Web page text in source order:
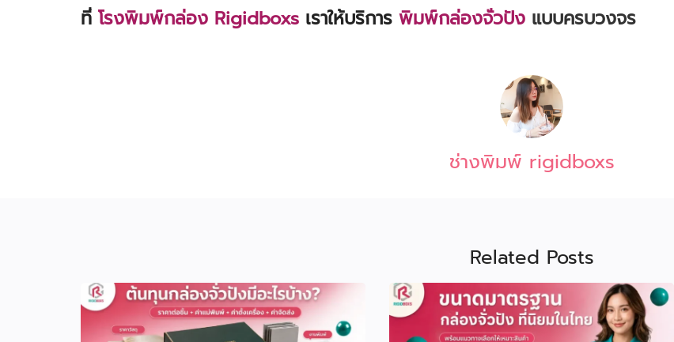
ที่ โรงพิมพ์กล่อง Rigidboxs เราให้บริการ พิมพ์กล่องจั่วปัง แบบครบวงจร
ช่างพิมพ์ rigidboxs
Related Posts